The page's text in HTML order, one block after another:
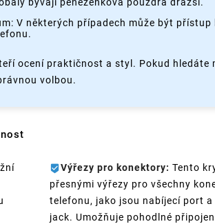
bývají peněženková pouzdra dražší.
V některých případech může být
ocení praktičnost a styl. Pokud
volbou.
Výřezy pro konektory: Tento
přesnými výřezy pro všechny
telefonu, jako jsou nabíjecí port
jack. Umožňuje pohodlné